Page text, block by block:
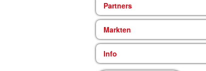
Partners
Markten
Info